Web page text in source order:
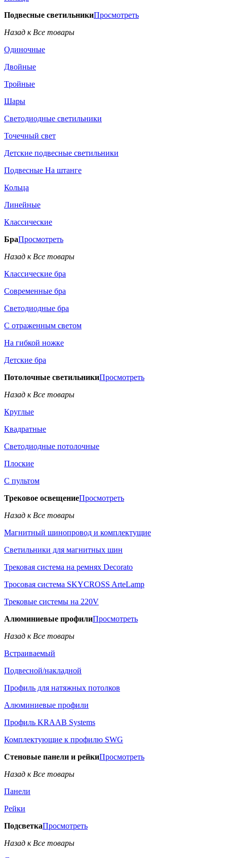
Подвесные светильникиПросмотреть
Назад к Все товары
Одиночные
Двойные
Тройные
Шары
Светодиодные светильники
Точечный свет
Детские подвесные светильники
Подвесные На штанге
Кольца
Линейные
Классические
БраПросмотреть
Назад к Все товары
Классические бра
Современные бра
Светодиодные бра
С отраженным светом
На гибкой ножке
Детские бра
Потолочные светильникиПросмотреть
Назад к Все товары
Круглые
Квадратные
Светодиодные потолочные
Плоские
С пультом
Трековое освещениеПросмотреть
Назад к Все товары
Магнитный шинопровод и комплектущие
Светильники для магнитных шин
Трековая система на ремнях Decorato
Тросовая система SKYCROSS ArteLamp
Трековые системы на 220V
Алюминиевые профилиПросмотреть
Назад к Все товары
Встраиваемый
Подвесной/накладной
Профиль для натяжных потолков
Алюминиевые профили
Профиль KRAAB Systems
Комплектующие к профилю SWG
Стеновые панели и рейкиПросмотреть
Назад к Все товары
Панели
Рейки
ПодсветкаПросмотреть
Назад к Все товары